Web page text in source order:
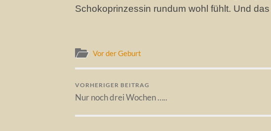
Schokoprinzessin rundum wohl fühlt. Und
Vor der Geburt
VORHERIGER BEITRAG
Nur noch drei Wochen …..